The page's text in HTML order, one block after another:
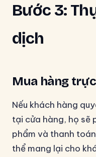
Bước 3:
dịch
Mua hàng
Nếu khách hàng
tại cửa hàng, họ sẽ
phẩm và thanh
thể mang lại cho